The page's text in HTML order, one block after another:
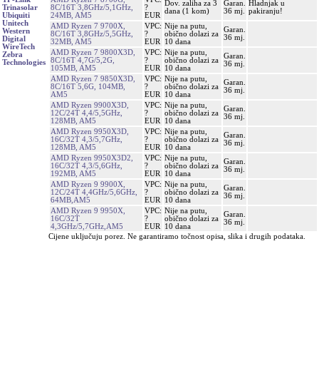
Trinasolar
Ubiquiti
Unitech
Western
Digital
WireTech
Zebra
Technologies
8C/16T 3,8GHz/5,1GHz,
24MB, AM5
?
EUR
Dov. zaliha za 3
dana (1 kom)
Garan.
36 mj.
Hladnjak u
pakiranju!
AMD Ryzen 7 9700X,
8C/16T 3,8GHz/5,5GHz,
32MB, AM5
VPC:
?
EUR
Nije na putu,
obično dolazi za
10 dana
Garan.
36 mj.
AMD Ryzen 7 9800X3D,
8C/16T 4,7G/5,2G,
105MB, AM5
VPC:
?
EUR
Nije na putu,
obično dolazi za
10 dana
Garan.
36 mj.
AMD Ryzen 7 9850X3D,
8C/16T 5,6G, 104MB,
AM5
VPC:
?
EUR
Nije na putu,
obično dolazi za
10 dana
Garan.
36 mj.
AMD Ryzen 9900X3D,
12C/24T 4,4/5,5GHz,
128MB, AM5
VPC:
?
EUR
Nije na putu,
obično dolazi za
10 dana
Garan.
36 mj.
AMD Ryzen 9950X3D,
16C/32T 4,3/5,7GHz,
128MB, AM5
VPC:
?
EUR
Nije na putu,
obično dolazi za
10 dana
Garan.
36 mj.
AMD Ryzen 9950X3D2,
16C/32T 4,3/5,6GHz,
192MB, AM5
VPC:
?
EUR
Nije na putu,
obično dolazi za
10 dana
Garan.
36 mj.
AMD Ryzen 9 9900X,
12C/24T 4,4GHz/5,6GHz,
64MB,AM5
VPC:
?
EUR
Nije na putu,
obično dolazi za
10 dana
Garan.
36 mj.
AMD Ryzen 9 9950X,
16C/32T
4,3GHz/5,7GHz,AM5
VPC:
?
EUR
Nije na putu,
obično dolazi za
10 dana
Garan.
36 mj.
Cijene uključuju porez. Ne garantiramo točnost opisa, slika i drugih podataka.